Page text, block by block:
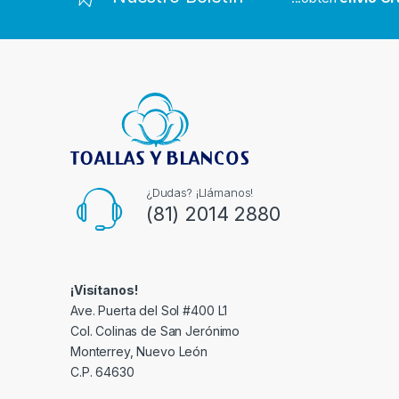
C
¿Dudas? ¡Llámanos!
(81) 2014 2880
¡Visítanos!
Ave. Puerta del Sol #400 L1
Col. Colinas de San Jerónimo
Monterrey, Nuevo León
C.P. 64630